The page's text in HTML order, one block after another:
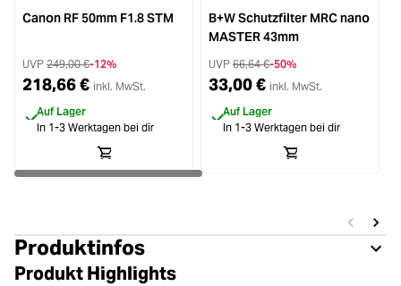
Canon RF 50mm F1.8 STM
UVP 249,00 €-12%
218,66 € inkl. MwSt.
Auf Lager
In 1-3 Werktagen bei dir
B+W Schutzfilter MRC nano
MASTER 43mm
UVP 66,64 €-50%
33,00 € inkl. MwSt.
Auf Lager
In 1-3 Werktagen bei dir
Produktinfos
Produkt Highlights